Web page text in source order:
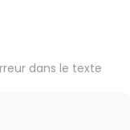
dans le texte